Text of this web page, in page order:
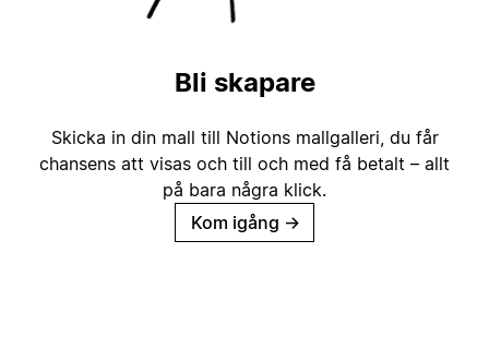
Bli skapare
Skicka in din mall till Notions mallgalleri, du får
chansens att visas och till och med få betalt – allt
på bara några klick.
Kom igång →